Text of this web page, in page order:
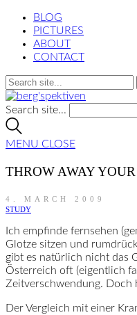
BLOG
PICTURES
ABOUT
CONTACT
Search site...
MENU CLOSE
THROW AWAY
4. MARCH 2009
STUDY
Ich empfinde fernsehen
Glotze sitzen und
gibt es natürlich nicht das
Österreich oft (eigentlich
Zeitverschwendung. Doch
Der Vergleich mit einer